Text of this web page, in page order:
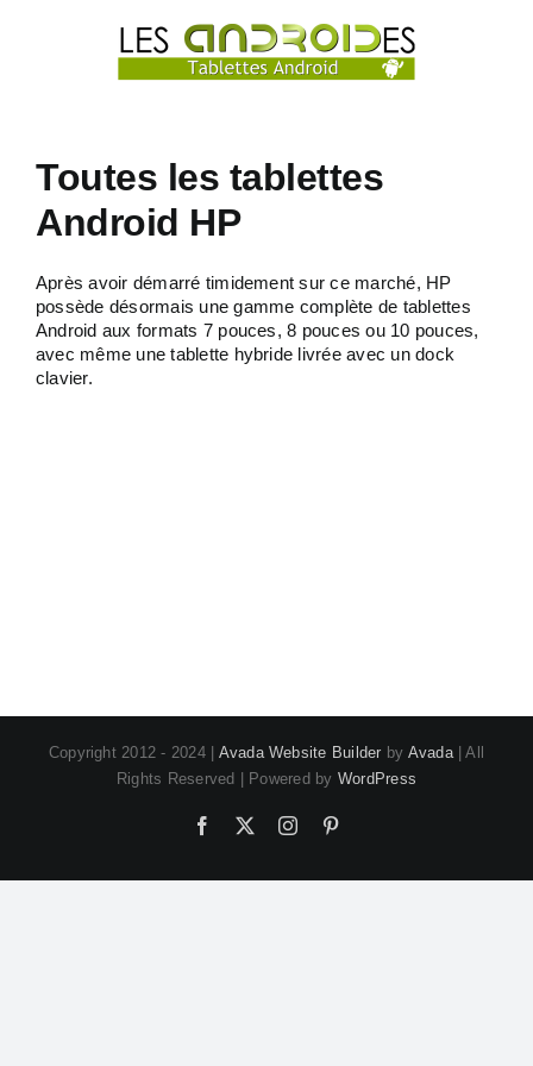
Toutes les tablettes
Android HP
Après avoir démarré timidement sur ce marché, HP
possède désormais une gamme complète de tablettes
Android aux formats 7 pouces, 8 pouces ou 10 pouces,
avec même une tablette hybride livrée avec un dock
clavier.
Copyright 2012 - 2024 | Avada Website Builder by Avada| All
Rights Reserved | Powered by WordPress
Facebook Instagram